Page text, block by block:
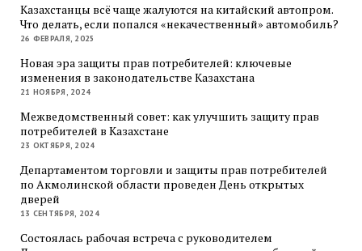
Казахстанцы всё чаще жалуются на китайский автопром.
Что делать, если попался «некачественный» автомобиль?
26 ФЕВРАЛЯ, 2025
Новая эра защиты прав потребителей: ключевые
изменения в законодательстве Казахстана
21 НОЯБРЯ, 2024
Межведомственный совет: как улучшить защиту прав
потребителей в Казахстане
23 ОКТЯБРЯ, 2024
Департаментом торговли и защиты прав потребителей
по Акмолинской области проведен День открытых
дверей
13 СЕНТЯБРЯ, 2024
Состоялась рабочая встреча с руководителем